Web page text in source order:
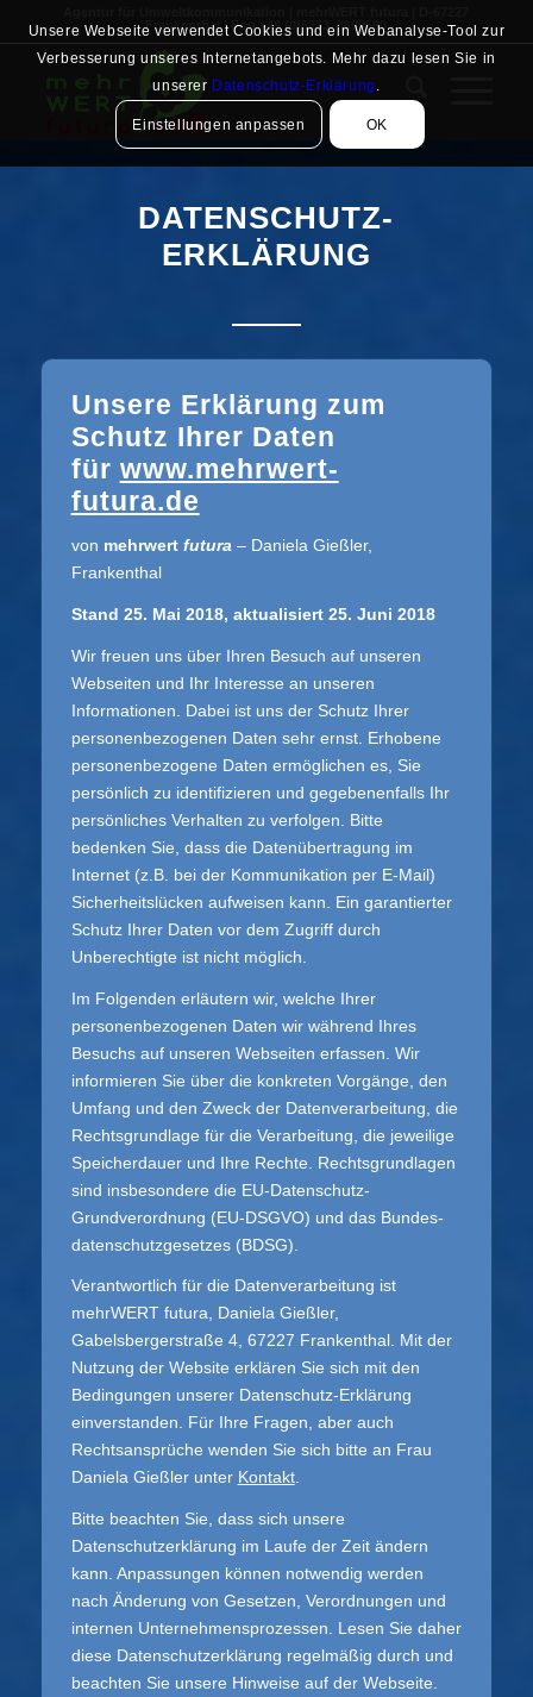
Frankenthal | Fon +49 (0)6233. 8899680
DATENSCHUTZ-
ERKLÄRUNG
Unsere Erklärung zum
Schutz Ihrer Daten
für www.mehrwert-
futura.de
von mehrwert futura – Daniela Gießler,
Frankenthal
Stand 25. Mai 2018, aktualisiert 25. Juni 2018
Wir freuen uns über Ihren Besuch auf unseren
Webseiten und Ihr Interesse an unseren
Informationen. Dabei ist uns der Schutz Ihrer
personenbezogenen Daten sehr ernst. Erhobene
personenbezogene Daten ermöglichen es, Sie
persönlich zu identifizieren und gegebenenfalls Ihr
persönliches Verhalten zu verfolgen. Bitte
bedenken Sie, dass die Datenübertragung im
Internet (z.B. bei der Kommunikation per E-Mail)
Sicherheitslücken aufweisen kann. Ein garantierter
Schutz Ihrer Daten vor dem Zugriff durch
Unberechtigte ist nicht möglich.
Im Folgenden erläutern wir, welche Ihrer
personenbezogenen Daten wir während Ihres
Besuchs auf unseren Webseiten erfassen. Wir
informieren Sie über die konkreten Vorgänge, den
Umfang und den Zweck der Datenverarbeitung, die
Rechtsgrundlage für die Verarbeitung, die jeweilige
Speicherdauer und Ihre Rechte. Rechtsgrundlagen
sind insbesondere die EU-Datenschutz-
Grundverordnung (EU-DSGVO) und das Bundes­
daten­schutz­gesetzes (BDSG).
Verantwortlich für die Datenverarbeitung ist
mehrWERT futura, Daniela Gießler,
Gabelsbergerstraße 4, 67227 Frankenthal. Mit der
Nutzung der Website erklären Sie sich mit den
Bedingungen unserer Datenschutz-Erklärung
einverstanden. Für Ihre Fragen, aber auch
Rechtsansprüche wenden Sie sich bitte an Frau
Daniela Gießler unter Kontakt.
Bitte beachten Sie, dass sich unsere
Datenschutzerklärung im Laufe der Zeit ändern
kann. Anpassungen können notwendig werden
nach Änderung von Gesetzen, Verordnungen und
internen Unternehmensprozessen. Lesen Sie daher
diese Datenschutzerklärung regelmäßig durch und
beachten Sie unsere Hinweise auf der Webseite.
Unsere Webseite verwendet Cookies und ein Webanalyse-Tool zur
Verbesserung unseres Internetangebots. Mehr dazu lesen Sie in
unserer Datenschutz-Erklärung .
Einstellungen anpassen OK